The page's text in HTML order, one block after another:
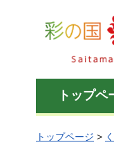
彩の国 埼玉県
トップペ
トップページ >